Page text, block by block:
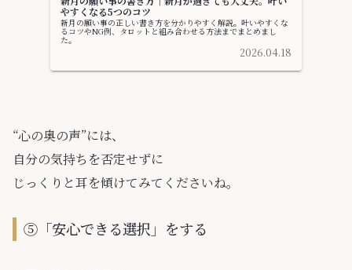
やすくなる5つのコツ
新月の願い事の正しい書き方を分かりやすく解説。叶いやすくな
るコツやNG例、タロットと組み合わせる方法までまとめまし
た。
2026.04.18
“心の奥の声”には、
自分の気持ちを否定せずに
じっくりと耳を傾けてみてくださいね。
⑤「安心できる選択」をする